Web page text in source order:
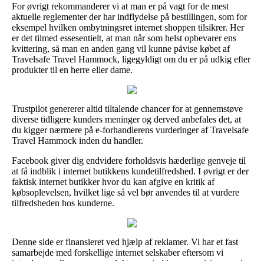
For øvrigt rekommanderer vi at man er på vagt for de mest
aktuelle reglementer der har indflydelse på bestillingen, som for
eksempel hvilken ombytningsret internet shoppen tilsikrer. Her
er det tilmed essesentielt, at man når som helst opbevarer ens
kvittering, så man en anden gang vil kunne påvise købet af
Travelsafe Travel Hammock, ligegyldigt om du er på udkig efter
produkter til en herre eller dame.
Trustpilot genererer altid tiltalende chancer for at gennemstøve
diverse tidligere kunders meninger og derved anbefales det, at
du kigger nærmere på e-forhandlerens vurderinger af Travelsafe
Travel Hammock inden du handler.
Facebook giver dig endvidere forholdsvis hæderlige genveje til
at få indblik i internet butikkens kundetilfredshed. I øvrigt er der
faktisk internet butikker hvor du kan afgive en kritik af
købsoplevelsen, hvilket lige så vel bør anvendes til at vurdere
tilfredsheden hos kunderne.
Denne side er finansieret ved hjælp af reklamer. Vi har et fast
samarbejde med forskellige internet selskaber eftersom vi